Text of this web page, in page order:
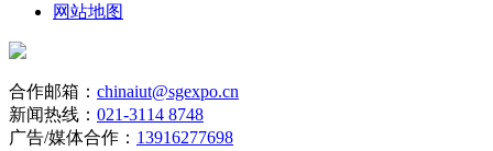
网站地图
合作邮箱： chinaiut@sgexpo.cn
新闻热线： 021-3114 8748
广告/媒体合作： 13916277698